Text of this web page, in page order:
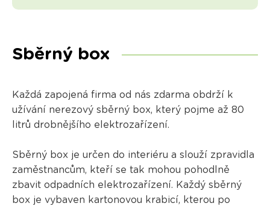
Sběrný box
Každá zapojená firma od nás zdarma obdrží k
užívání nerezový sběrný box, který pojme až 80
litrů drobnějšího elektrozařízení.
Sběrný box je určen do interiéru a slouží zpravidla
zaměstnancům, kteří se tak mohou pohodlně
zbavit odpadních elektrozařízení. Každý sběrný
box je vybaven kartonovou krabicí, kterou po